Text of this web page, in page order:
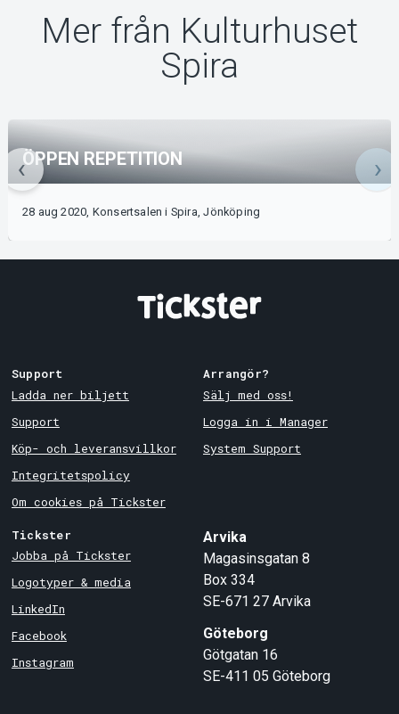
Mer från Kulturhuset
Spira
ÖPPEN REPETITION
28 aug 2020, Konsertsalen i Spira, Jönköping
Support
Ladda ner biljett
Support
Köp- och leveransvillkor
Integritetspolicy
Om cookies på Tickster
Arrangör?
Sälj med oss!
Logga in i Manager
System Support
Tickster
Jobba på Tickster
Logotyper & media
LinkedIn
Facebook
Instagram
Arvika
Magasinsgatan 8
Box 334
SE-671 27 Arvika
Göteborg
Götgatan 16
SE-411 05 Göteborg